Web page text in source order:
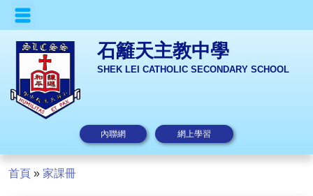
石籬天主教中學
SHEK LEI CATHOLIC SECONDARY SCHOOL
內聯網 網上學習
首頁 » 家課冊